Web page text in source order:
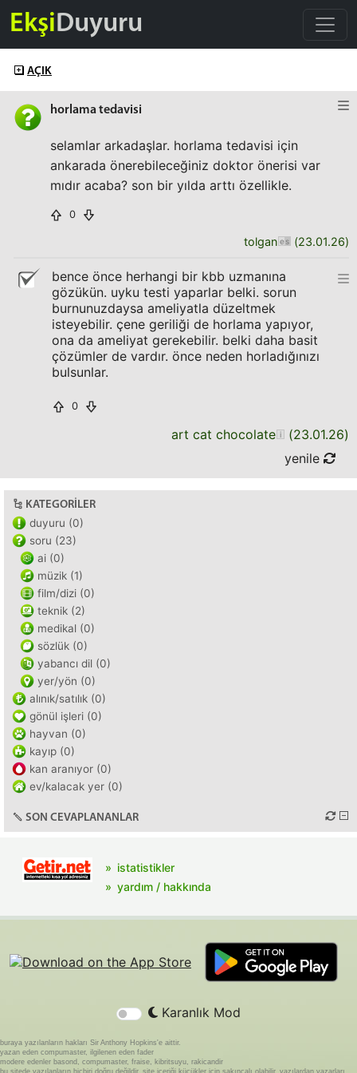
EkşiDuyuru
AÇIK
horlama tedavisi
selamlar arkadaşlar. horlama tedavisi için
ankarada önerebileceğiniz doktor önerisi var
mıdır acaba? son bir yılda arttı özellikle.
0
tolgan (23.01.26)
bence önce herhangi bir kbb uzmanına
gözükün. uyku testi yaparlar belki. sorun
burnunuzdaysa ameliyatla düzeltmek
isteyebilir. çene geriliği de horlama yapıyor,
ona da ameliyat gerekebilir. belki daha basit
çözümler de vardır. önce neden horladığınızı
bulsunlar.
0
art cat chocolate (23.01.26)
yenile
KATEGORILER
duyuru (0)
soru (23)
ai (0)
müzik (1)
film/dizi (0)
teknik (2)
medikal (0)
sözlük (0)
yabancı dil (0)
yer/yön (0)
alınık/satılık (0)
gönül işleri (0)
hayvan (0)
kayıp (0)
kan aranıyor (0)
ev/kalacak yer (0)
SON CEVAPLANANLAR
istatistikler
yardım / hakkında
Karanlık Mod
buraya yazılanların hakları Sir Anthony Hopkins'e aittir.
yazan eden compumaster, ilgilenen eden fader
modere edenler basond, compumaster, fraise, kibritsuyu, rakicandir
bu sitede yazılanların hiçbiri doğru değildir. site içeriği küçükler için sakıncalı olabilir. yazılardan yazarları